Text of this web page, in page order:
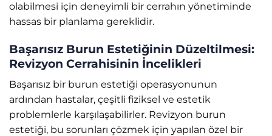
olabilmesi için deneyimli bir cerrahın yönetiminde
hassas bir planlama gereklidir.
Başarısız Burun Estetiğinin Düzeltilmesi:
Revizyon Cerrahisinin İncelikleri
Başarısız bir burun estetiği operasyonunun
ardından hastalar, çeşitli fiziksel ve estetik
problemlerle karşılaşabilirler. Revizyon burun
estetiği, bu sorunları çözmek için yapılan özel bir